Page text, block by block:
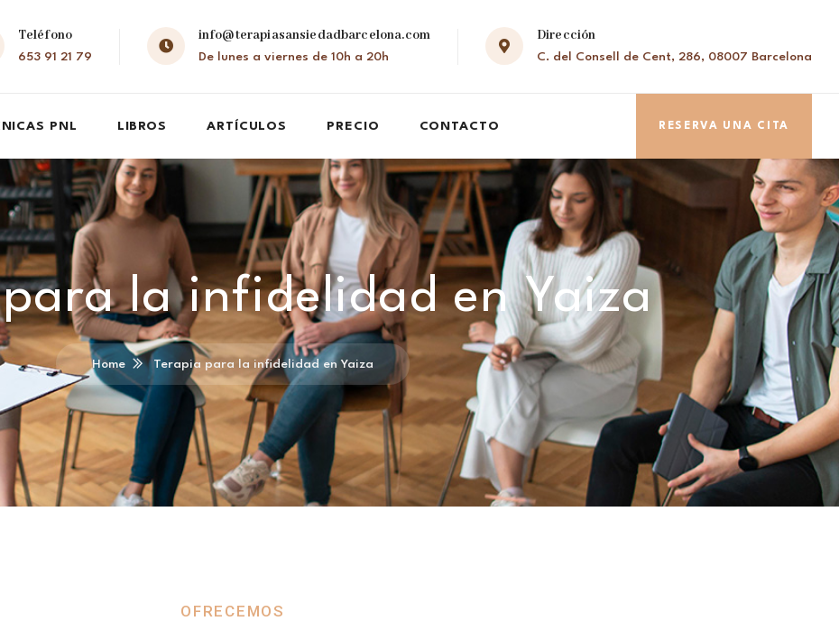
Teléfono
653 91 21 79
info@terapiasansiedadbarcelona.com
De lunes a viernes de 10h a 20h
Dirección
C. del Consell de Cent, 286, 08007 Barcelona
PNL LIBROS ARTÍCULOS PRECIO CONTACTO RESERVA UNA CITA
la infidelidad en Yaiza
Home Terapia para la infidelidad en Yaiza
OFRECEMOS